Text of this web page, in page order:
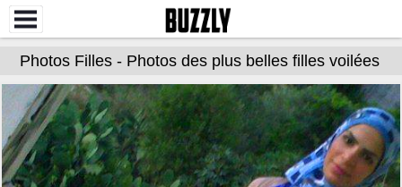
Photos Filles - Photos des plus belles filles voilées